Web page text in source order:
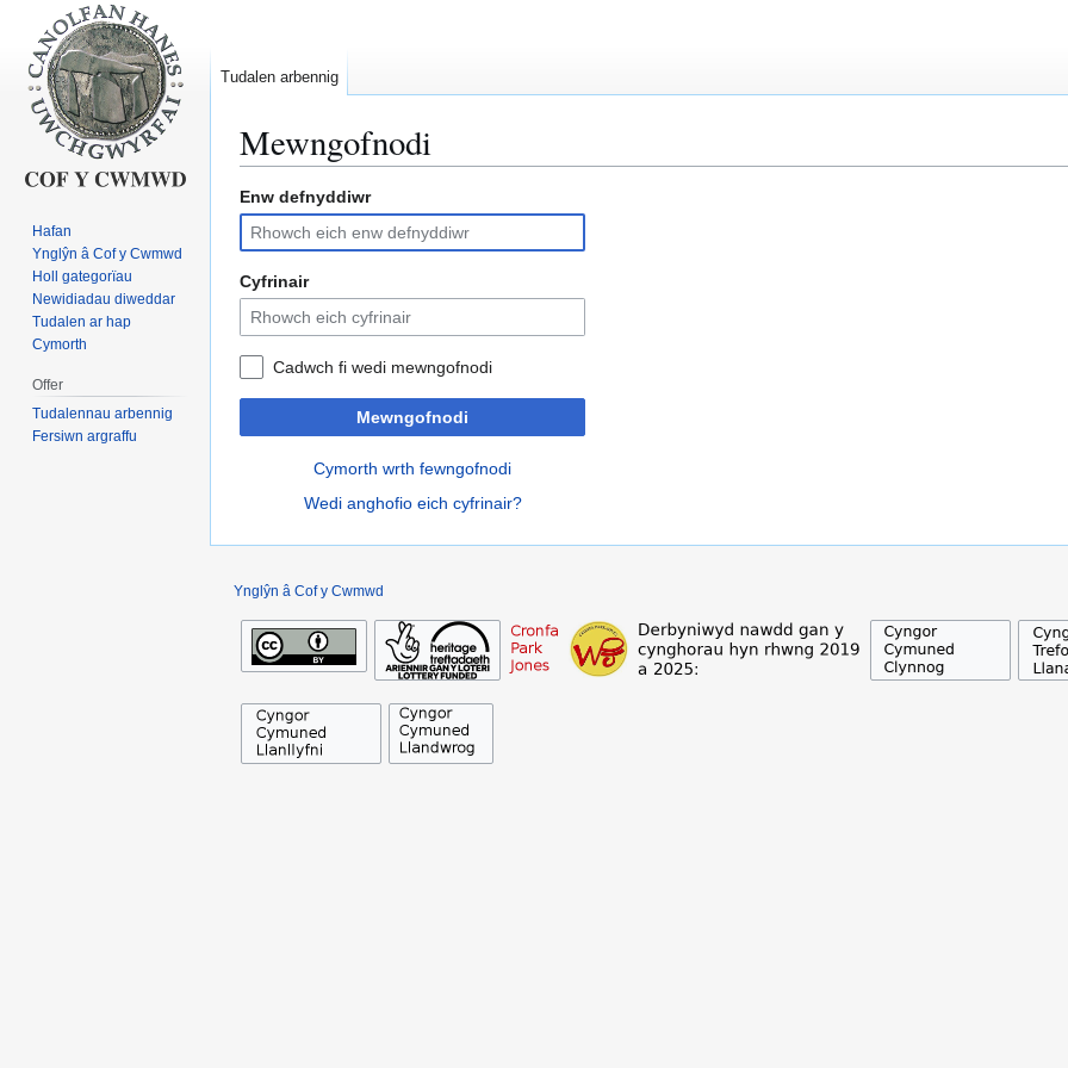
Mewngofnodi
Neidio
panel
llywio
Neidio
bar
chwilio
Enw defnyddiwr
Cyfrinair
Cadwch fi wedi mewngofnodi
Mewngofnodi
Cymorth wrth fewngofnodi
Wedi anghofio eich cyfrinair?
Tudalen arbennig
Hafan
Ynglŷn â Cof y Cwmwd
Holl gategorïau
Newidiadau diweddar
Tudalen ar hap
Cymorth
Offer
Tudalennau arbennig
Fersiwn argraffu
Ynglŷn â Cof y Cwmwd